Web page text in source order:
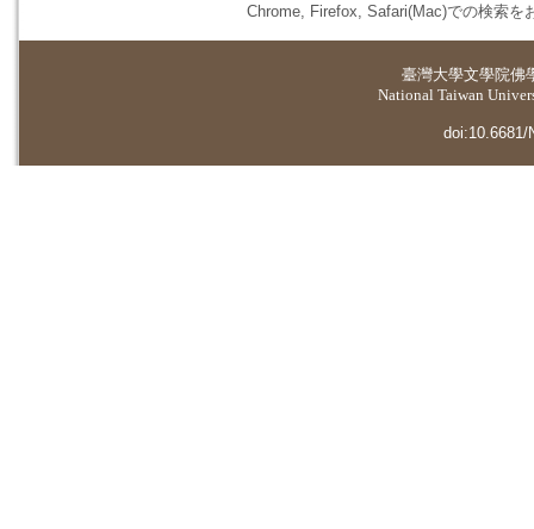
Chrome, Firefox, Safari(Mac)での検索を
臺灣大學文學院佛
National Taiwan
doi:10.6681/